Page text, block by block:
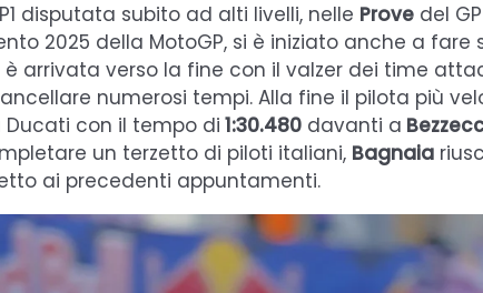
disputata subito ad alti livelli, nelle Prove del
2025 della MotoGP, si è iniziato anche a fare
arrivata verso la fine con il valzer dei time
numerosi tempi. Alla fine il pilota più
Ducati con il tempo di 1:30.480 davanti a
un terzetto di piloti italiani, Bagnaia
ai precedenti appuntamenti.